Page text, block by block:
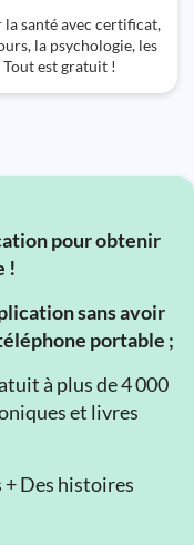
santé avec certificat,
la psychologie, les
est gratuit !
pour obtenir
!
sans avoir
portable ;
à plus de 4 000
et livres
+ Des histoires